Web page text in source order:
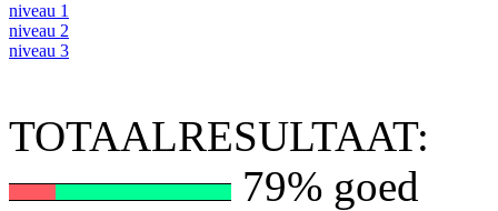
niveau 1
niveau 2
niveau 3
TOTAALRESULTAAT:
79% goed